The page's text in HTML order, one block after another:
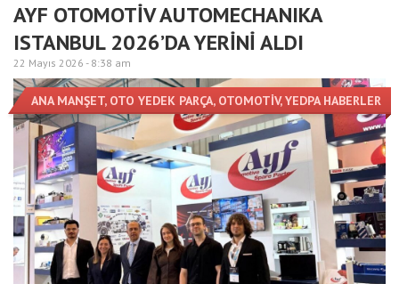
AYF OTOMOTİV AUTOMECHANIKA
ISTANBUL 2026’DA YERİNİ ALDI
22 Mayıs 2026 - 8:38 am
ANA MANŞET, OTO YEDEK PARÇA, OTOMOTİV,YEDPA HABERLER